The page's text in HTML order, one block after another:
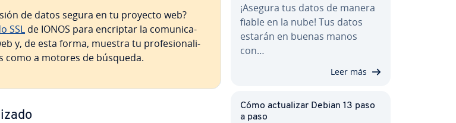
de datos segura en tu proyecto web?
SSL de IONOS para encriptar la co­mu­ni­ca­
y, de esta forma, muestra tu pro­fe­sio­na­li­
como a motores de búsqueda.
¡Asegura tus datos de manera
fiable en la nube! Tus datos
estarán en buenas manos
con…
Leer más
Cómo ac­tua­li­zar Debian 13 paso
a paso